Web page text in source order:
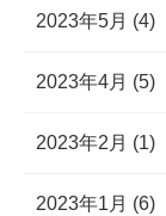
2023年5月 (4)
2023年4月 (5)
2023年2月 (1)
2023年1月 (6)